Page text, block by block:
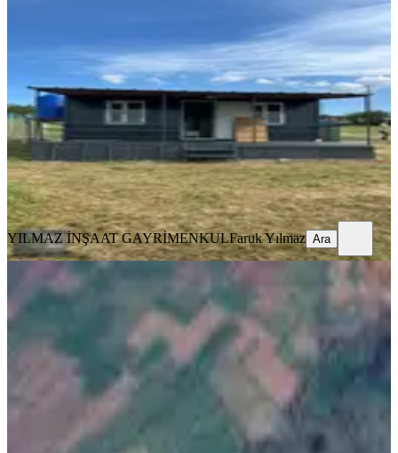
Tekirdağ Saray Kurtdere Köyünde
Bulunan Hazır Konteynerli Yerim
242 m²·5.165/m²·03.07.2026
1.250.000 ₺
YILMAZ İNŞAAT GAYRİMENKULFaruk Yılmaz
Ara
YILMAZ İNŞAAT GAYRİMENKULFaruk Yılmaz Ara
Tekirdağ Saray'da 588 M2 Satılık
Tekirdağ, Saray
588 m²
459/m²